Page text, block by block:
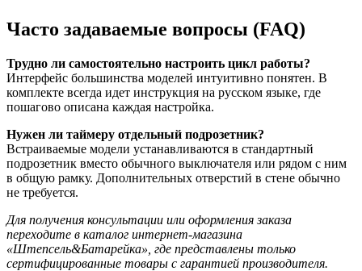
Часто задаваемые вопросы (FAQ)
Трудно ли самостоятельно настроить цикл работы?
Интерфейс большинства моделей интуитивно понятен. В
комплекте всегда идет инструкция на русском языке, где
пошагово описана каждая настройка.
Нужен ли таймеру отдельный подрозетник?
Встраиваемые модели устанавливаются в стандартный
подрозетник вместо обычного выключателя или рядом с ним
в общую рамку. Дополнительных отверстий в стене обычно
не требуется.
Для получения консультации или оформления заказа
переходите в каталог интернет-магазина
«Штепсель&Батарейка», где представлены только
сертифицированные товары с гарантией производителя.